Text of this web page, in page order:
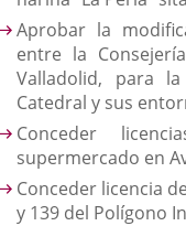
Aprobar la
entre la
Valladolid, para
Catedral y sus
Conceder
supermercado en
Conceder licencia
y 139 del Polígono